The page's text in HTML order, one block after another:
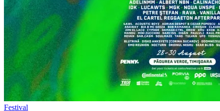
Festival